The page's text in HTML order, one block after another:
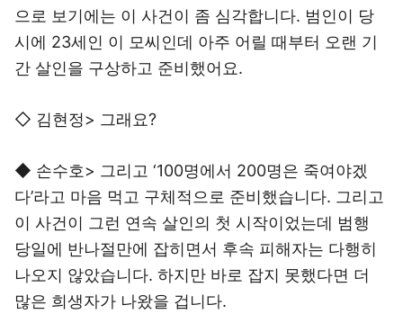
으로 보기에는 이 사건이 좀 심각합니다. 범인이 당
시에 23세인 이 모씨인데 아주 어릴 때부터 오랜 기
간 살인을 구상하고 준비했어요.
◇ 김현정> 그래요?
◆ 손수호> 그리고 ‘100명에서 200명은 죽여야겠
다’라고 마음 먹고 구체적으로 준비했습니다. 그리고
이 사건이 그런 연속 살인의 첫 시작이었는데 범행
당일에 반나절만에 잡히면서 후속 피해자는 다행히
나오지 않았습니다. 하지만 바로 잡지 못했다면 더
많은 희생자가 나왔을 겁니다.